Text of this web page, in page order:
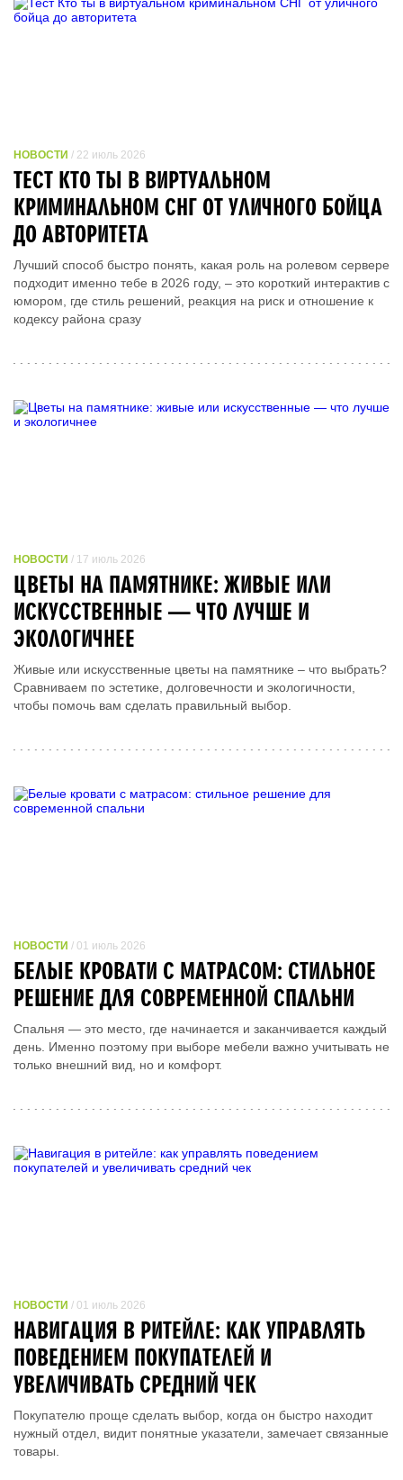
НОВОСТИ / 22 июль 2026
ТЕСТ КТО ТЫ В ВИРТУАЛЬНОМ
КРИМИНАЛЬНОМ СНГ ОТ УЛИЧНОГО БОЙЦА
ДО АВТОРИТЕТА
Лучший способ быстро понять, какая роль на ролевом сервере
подходит именно тебе в 2026 году, – это короткий интерактив с
юмором, где стиль решений, реакция на риск и отношение к
кодексу района сразу
НОВОСТИ / 17 июль 2026
ЦВЕТЫ НА ПАМЯТНИКЕ: ЖИВЫЕ ИЛИ
ИСКУССТВЕННЫЕ — ЧТО ЛУЧШЕ И
ЭКОЛОГИЧНЕЕ
Живые или искусственные цветы на памятнике – что выбрать?
Сравниваем по эстетике, долговечности и экологичности,
чтобы помочь вам сделать правильный выбор.
НОВОСТИ / 01 июль 2026
БЕЛЫЕ КРОВАТИ С МАТРАСОМ: СТИЛЬНОЕ
РЕШЕНИЕ ДЛЯ СОВРЕМЕННОЙ СПАЛЬНИ
Спальня — это место, где начинается и заканчивается каждый
день. Именно поэтому при выборе мебели важно учитывать не
только внешний вид, но и комфорт.
НОВОСТИ / 01 июль 2026
НАВИГАЦИЯ В РИТЕЙЛЕ: КАК УПРАВЛЯТЬ
ПОВЕДЕНИЕМ ПОКУПАТЕЛЕЙ И
УВЕЛИЧИВАТЬ СРЕДНИЙ ЧЕК
Покупателю проще сделать выбор, когда он быстро находит
нужный отдел, видит понятные указатели, замечает связанные
товары.